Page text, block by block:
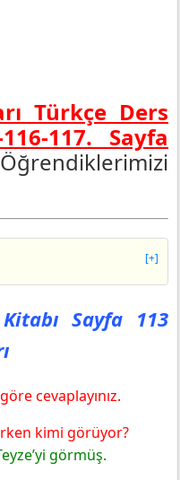
Türkçe Ders
117. Sayfa
[+]
113 Cevapları MEB
114 Cevapları MEB
117 Cevapları MEB
Sayfa 113
cevaplayınız.
kimi görüyor?
görmüş.